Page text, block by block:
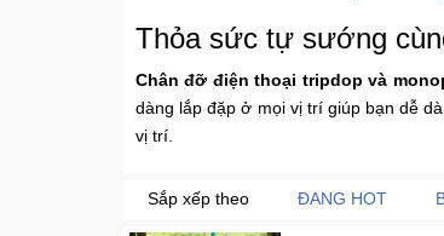
Thỏa sức tự sướng
Chân đỡ điện thoại tripdop và
dàng lắp đặp ở mọi vị trí giúp bạn dễ
vị trí.
Sắp xếp theo ĐANG HOT